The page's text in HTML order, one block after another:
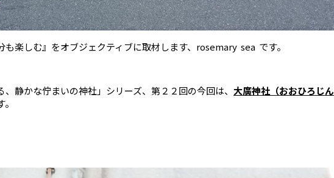
も楽しむ』をオブジェクティブに取材します、rosemary sea です。
、静かな佇まいの神社」シリーズ、第２２回の今回は、 大廣神社（おおひろじん